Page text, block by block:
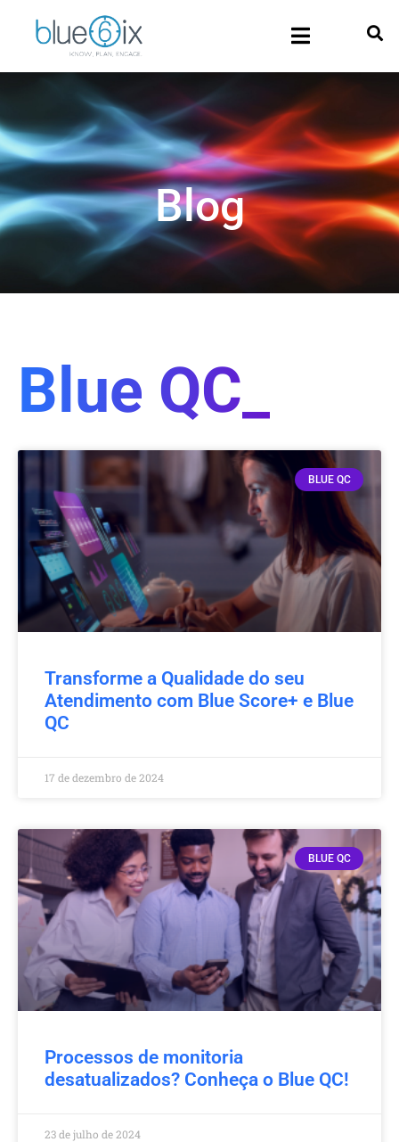
Blog
Blue QC_
BLUE QC
Transforme a Qualidade do seu
Atendimento com Blue Score+ e Blue
QC
17 de dezembro de 2024
BLUE QC
Processos de monitoria
desatualizados? Conheça o Blue QC!
23 de julho de 2024